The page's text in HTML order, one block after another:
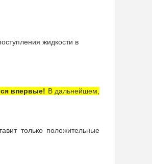
жидкости в
впервые! В дальнейшем,
только положительные